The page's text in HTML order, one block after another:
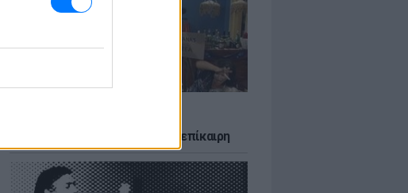
νεοπλουτισμό και παραμένει επίκαιρη